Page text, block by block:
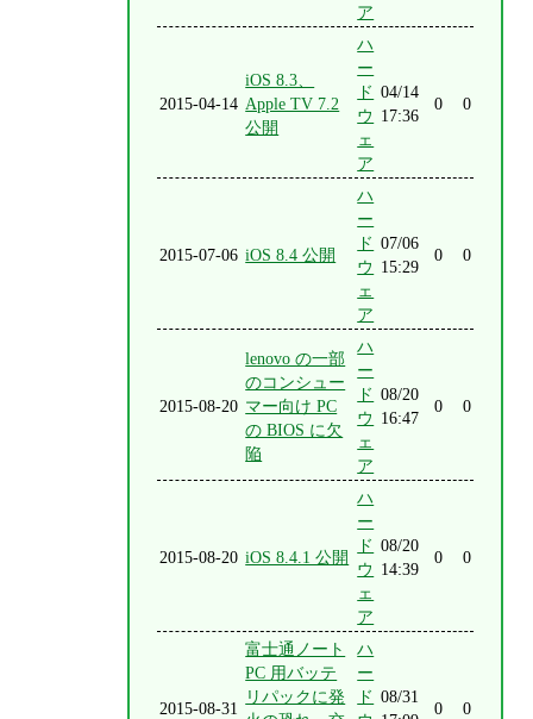
ア
2015-04-14
iOS 8.3、
Apple TV 7.2
公開
ハ
ー
ド
ウ
ェ
ア
04/14
17:36
0 0
2015-07-06 iOS 8.4 公開
ハ
ー
ド
ウ
ェ
ア
07/06
15:29
0 0
2015-08-20
lenovo の一部
のコンシュー
マー向け PC
の BIOS に欠
陥
ハ
ー
ド
ウ
ェ
ア
08/20
16:47
0 0
2015-08-20 iOS 8.4.1 公開
ハ
ー
ド
ウ
ェ
ア
08/20
14:39
0 0
2015-08-31
富士通ノート
PC 用バッテ
リパックに発
ハ
ー
ド 08/31
0 0